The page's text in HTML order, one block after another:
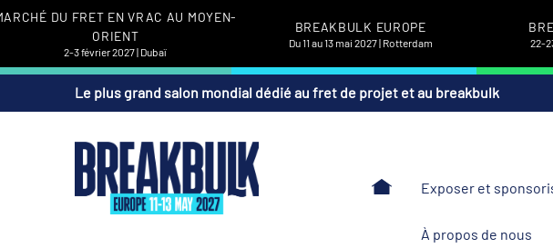
DU FRET EN VRAC AU MOYEN-
ORIENT
2-3 février 2027 | Dubaï
BREAKBULK EUROPE
Du 11 au 13 mai 2027 | Rotterdam 22-
Le plus grand salon mondial dédié au fret de projet et au breakbulk
Exposer et
À propos de nous